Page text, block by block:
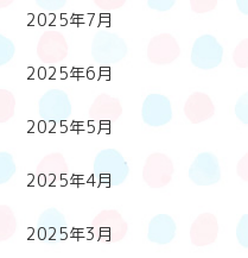
2025年7月
2025年6月
2025年5月
2025年4月
2025年3月